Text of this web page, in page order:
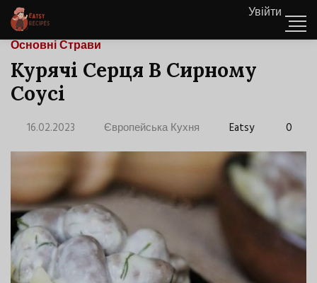
Увійти
Основні Страви
Курячі Серця В Сирному
Соусі
16.02.2023 Європейська Кухня Eatsy 0